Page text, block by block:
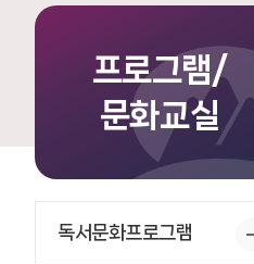
프로그램/
문화교실
독서문화프로그램